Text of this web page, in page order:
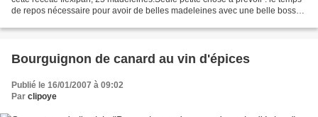
de repos nécessaire pour avoir de belles madeleines avec une belle bosse!
Bourguignon de canard au vin d'épices
Publié le 16/01/2007 à 09:02
Par clipoye